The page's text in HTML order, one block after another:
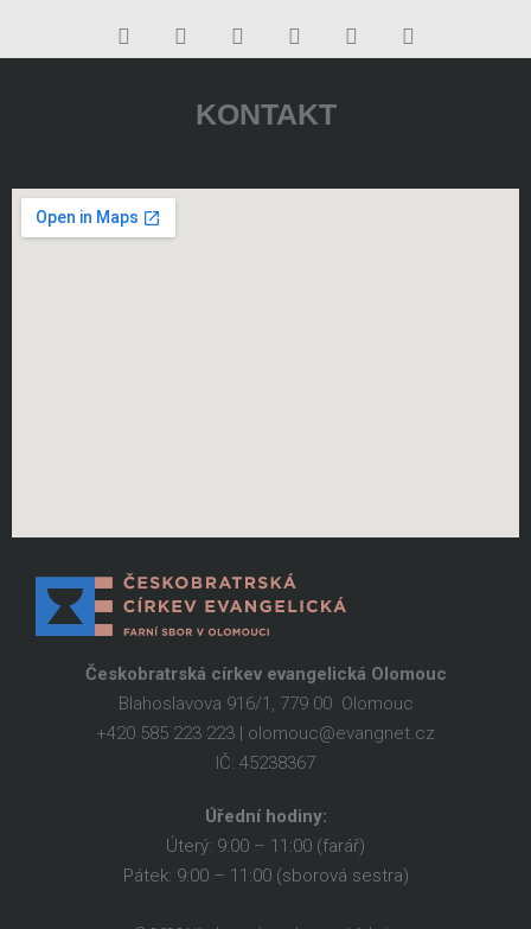
KONTAKT
Českobratrská církev evangelická Olomouc
Blahoslavova 916/1, 779 00 Olomouc
+420 585 223 223 | olomouc@evangnet.cz
IČ: 45238367
Úřední hodiny:
Úterý: 9:00 – 11:00 (farář)
Pátek: 9:00 – 11:00 (sborová sestra)